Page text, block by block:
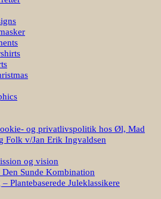
og privatlivspolitik hos Øl, Mad
Folk v/Jan Erik Ingvaldsen
og vision
Sunde Kombination
Plantebaserede Juleklassikere